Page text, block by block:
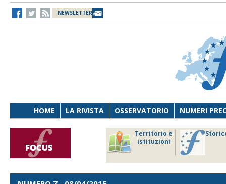
NEWSLETTER
HOME LA RIVISTA OSSERVATORIO NUMERI
Territorio e
istituzioni